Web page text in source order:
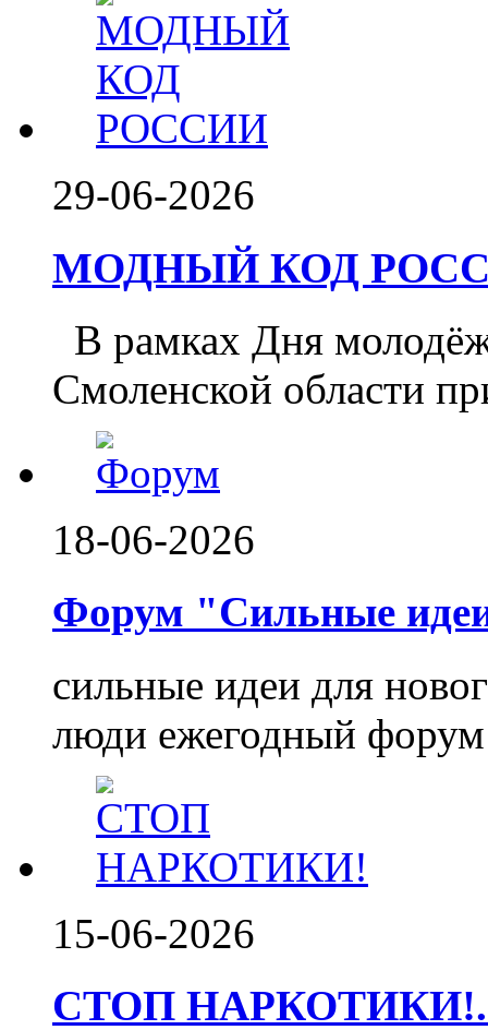
29-06-2026
МОДНЫЙ КОД
В рамках Дня
Смоленской области
18-06-2026
Форум "Сильные
сильные идеи для
люди ежегодный
15-06-2026
СТОП